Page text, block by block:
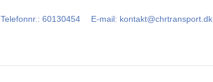
Telefonnr. : 60130454 E-mail: kontakt@chrtransport.dk